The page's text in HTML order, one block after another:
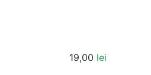
19,00 lei